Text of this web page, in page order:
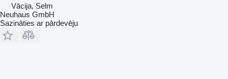
Vācija, Selm
Neuhaus GmbH
Sazināties ar pārdevēju